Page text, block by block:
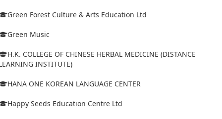
Green Forest Culture & Arts Education Ltd
Green Music
H.K. COLLEGE OF CHINESE HERBAL MEDICINE (DISTANCE
INSTITUTE)
HANA ONE KOREAN LANGUAGE CENTER
Happy Seeds Education Centre Ltd